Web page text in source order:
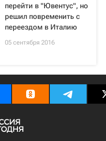
перейти в "Ювентус", но
решил повременить с
переездом в Италию
05 сентября 2016